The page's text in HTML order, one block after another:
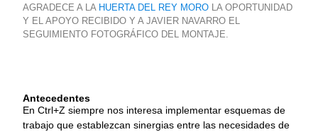
AGRADECE A LA HUERTA DEL REY MORO LA OPORTUNIDAD
Y EL APOYO RECIBIDO Y A JAVIER NAVARRO EL
SEGUIMIENTO FOTOGRÁFICO DEL MONTAJE.
Antecedentes
En Ctrl+Z siempre nos interesa implementar esquemas de
trabajo que establezcan sinergias entre las necesidades de